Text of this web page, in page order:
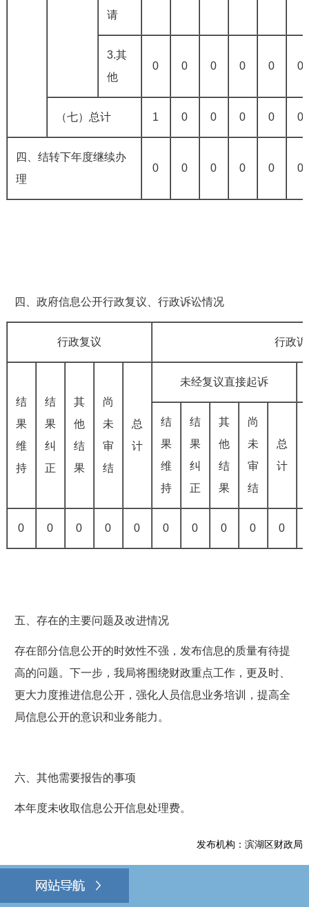
请
3.其
他
0 0 0 0 0 0
（七）总计 1 0 0 0 0 0
四、结转下年度继续办
理
0 0 0 0 0 0
四、政府信息公开行政复议、行政诉讼情况
行政复议 行政
结
果
维
持
结
果
纠
正
其
他
结
果
尚
未
审
结
总
计
未经复议直接起诉
结
果
维
持
结
果
纠
正
其
他
结
果
尚
未
审
结
总
计
0 0 0 0 0 0 0 0 0 0
五、 存在的主要问题及改进情况
存在部分信息公开的时效性不强 ， 发布信息的质量有待提
高的问题。 下一步， 我局将围绕财政重点工作， 更及时、
更大力度推进信息公开， 强化人员信息业务培训，提高全
局信息公开的意识和业务能力。
六、其他需要报告的事项
本年度未收取信息公开信息处理费。
发布机构：滨湖区财政局